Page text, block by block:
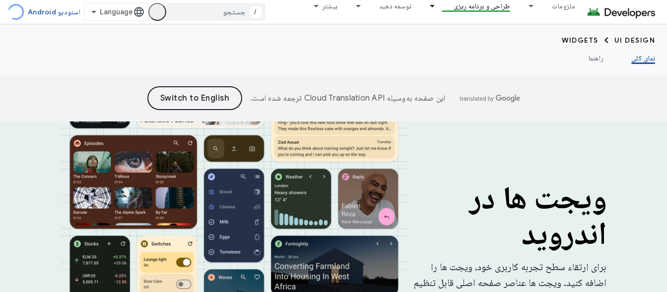
ملزومات طراحی و برنامه ریزی توسعه دهید بیشتر
/ استودیو Android
UI DESIGN
WIDGETS
نمای کلی
راهنما
این صفحه به‌وسیله ترجمه شده است.
ویجت ها در
اندروید
برای ارتقاء سطح تجربه کاربری خود، ویجت ها را
اضافه کنید. ویجت ها عناصر صفحه اصلی قابل تنظیم